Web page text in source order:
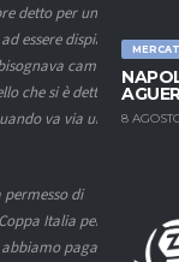
8
detto per una
essere dispiaciuti,
cambiare.
che si è detto e
va via un
di
Italia perché
pagato